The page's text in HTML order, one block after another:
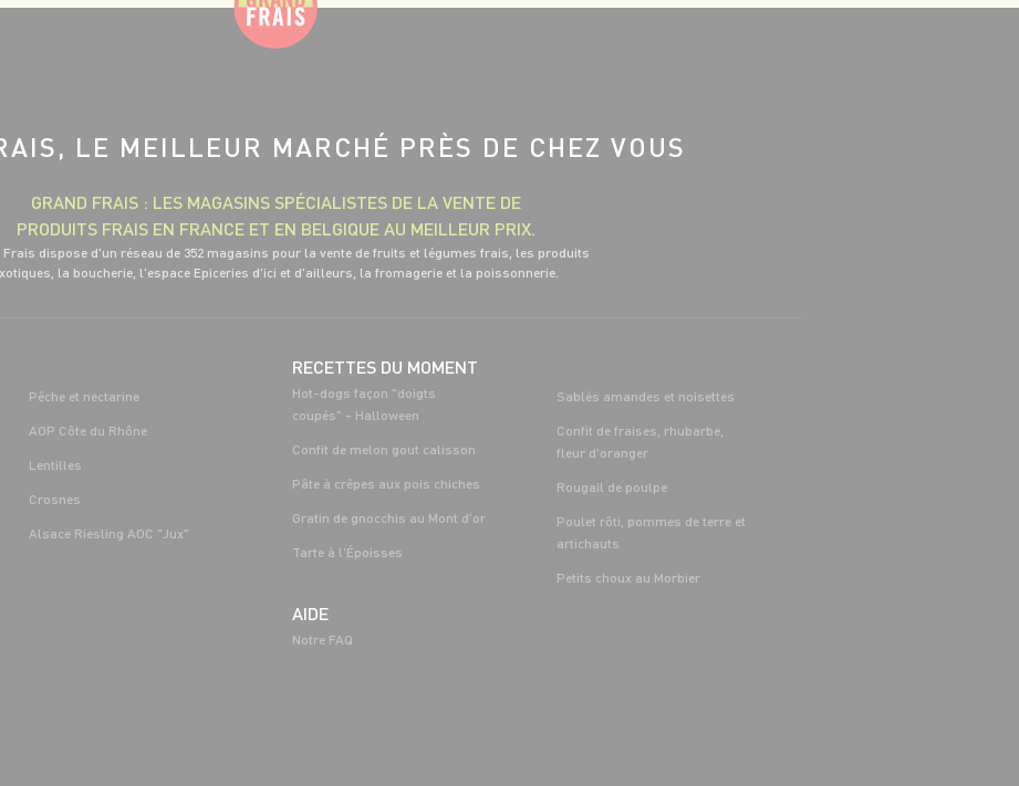
LE MEILLEUR MARCHÉ PRÈS DE CHEZ VOUS
GRAND FRAIS : LES MAGASINS SPÉCIALISTES DE LA VENTE DE
PRODUITS FRAIS EN FRANCE ET EN BELGIQUE AU MEILLEUR PRIX.
Frais dispose d'un réseau de 352 magasins pour la vente de fruits et légumes frais, les produits
la boucherie, l'espace Epiceries d'ici et d'ailleurs, la fromagerie et la poissonnerie.
Pêche et nectarine
AOP Côte du Rhône
Lentilles
Crosnes
Alsace Riesling AOC "Jux"
RECETTES DU MOMENT
Hot-dogs façon "doigts
coupés" - Halloween
Confit de melon gout calisson
Pâte à crêpes aux pois chiches
Gratin de gnocchis au Mont d’or
Tarte à l'Époisses
Sablés amandes et noisettes
Confit de fraises, rhubarbe,
fleur d'oranger
Rougail de poulpe
Poulet rôti, pommes de terre et
artichauts
Petits choux au Morbier
AIDE
Notre FAQ